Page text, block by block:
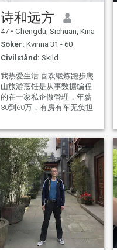
诗和远方
47 • Chengdu, Sichuan, Kina
Söker: Kvinna 31 - 60
Civilstånd: Skild
我热爱生活 喜欢锻炼跑步爬
山旅游烹饪是从事数据编程
的在一家私企做管理，年薪
30到60万，有房有车无负担